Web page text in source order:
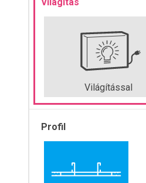
Világítással
Profil